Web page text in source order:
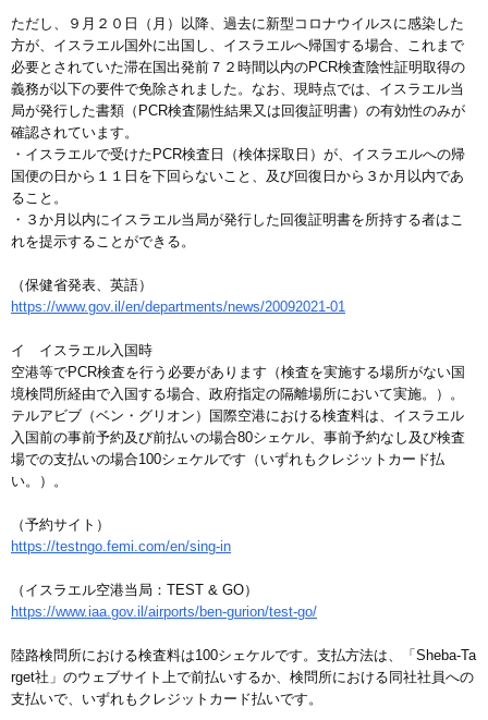
ただし、９月２０日（月）以降、過去に新型コロナウイルスに感染した
方が、イスラエル国外に出国し、イスラエルへ帰国する場合、これまで
必要とされていた滞在国出発前７２時間以内のPCR検査陰性証明取得の
義務が以下の要件で免除されました。なお、現時点では、イスラエル当
局が発行した書類（PCR検査陽性結果又は回復証明書）の有効性のみが
確認されています。
・イスラエルで受けたPCR検査日（検体採取日）が、イスラエルへの帰
国便の日から１１日を下回らないこと、及び回復日から３か月以内であ
ること。
・３か月以内にイスラエル当局が発行した回復証明書を所持する者はこ
れを提示することができる。
（保健省発表、英語）
https://www.gov.il/en/departments/news/20092021-01
イ イスラエル入国時
空港等でPCR検査を行う必要があります（検査を実施する場所がない国
境検問所経由で入国する場合、政府指定の隔離場所において実施。）。
テルアビブ（ベン・グリオン）国際空港における検査料は、イスラエル
入国前の事前予約及び前払いの場合80シェケル、事前予約なし及び検査
場での支払いの場合100シェケルです（いずれもクレジットカード払
い。）。
（予約サイト）
https://testngo.femi.com/en/sing-in
（イスラエル空港当局：TEST & GO）
https://www.iaa.gov.il/airports/ben-gurion/test-go/
陸路検問所における検査料は100シェケルです。支払方法は、「Sheba-Ta
rget社」のウェブサイト上で前払いするか、検問所における同社社員への
支払いで、いずれもクレジットカード払いです。